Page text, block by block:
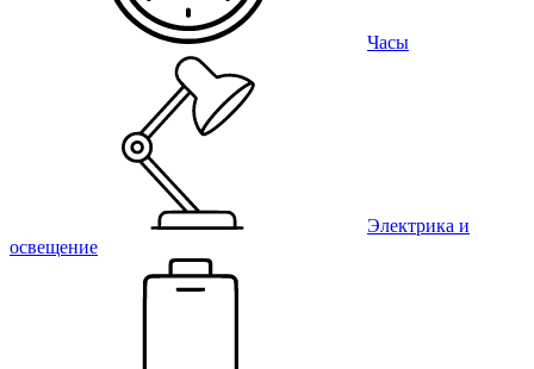
Часы
Электрика и
освещение